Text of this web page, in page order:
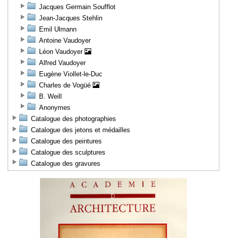
Jacques Germain Soufflot
Jean-Jacques Stehlin
Emil Ulmann
Antoine Vaudoyer
Léon Vaudoyer
Alfred Vaudoyer
Eugène Viollet-le-Duc
Charles de Vogüé
B. Weill
Anonymes
Catalogue des photographies
Catalogue des jetons et médailles
Catalogue des peintures
Catalogue des sculptures
Catalogue des gravures